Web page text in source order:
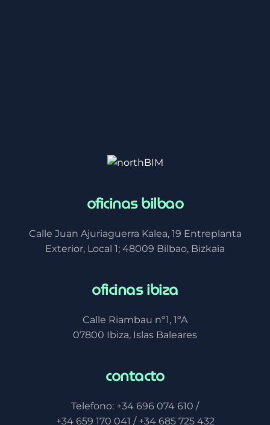
oficinas bilbao
Calle Juan Ajuriaguerra Kalea, 19 Entreplanta
Exterior, Local 1; 48009 Bilbao, Bizkaia
oficinas ibiza
Calle Riambau nº1, 1ºA
07800 Ibiza, Islas Baleares
contacto
Telefono: +34 696 074 610 /
+34 659 170 041 / +34 685 725 432